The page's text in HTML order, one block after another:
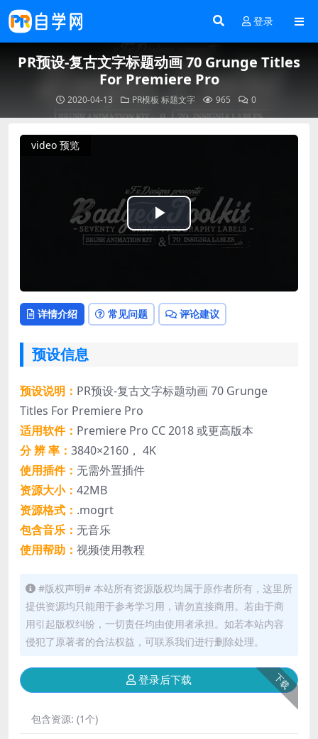
登录
PR预设-复古文字标题动画 70 Grunge Titles
For Premiere Pro
2020-04-13 PR模板 标题文字 965 0
video 预览
Play
详情介绍 常见问题 评论建议
预设信息
预设说明： PR预设-复古文字标题动画 70 Grunge
Titles For Premiere Pro
适用软件： Premiere Pro CC 2018 或更高版本
分 辨 率： 3840×2160， 4K
使用插件： 无需外置插件
资源大小： 42MB
资源格式： .mogrt
包含音乐： 无音乐
使用帮助： 视频使用教程
#版权声明# 本站所有资源版权均属于原作者所有，这里所
提供资源均只能用于参考学习用，请勿直接商用。若由于商
用引起版权纠纷，一切责任均由使用者承担。如若本站内容
侵犯了原著者的合法权益，可联系我们进行删除处理。
下载
登录后下载
包含资源: (1个)